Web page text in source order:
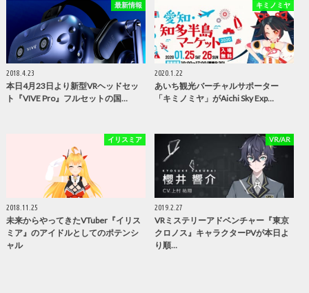
最新情報
2018.4.23
本日4月23日より新型VRヘッドセッ
ト『VIVE Pro』フルセットの国…
キミノミヤ
2020.1.22
あいち観光バーチャルサポーター
「キミノミヤ」がAichi Sky Exp…
イリスミア
2018.11.25
未来からやってきたVTuber『イリス
ミア』のアイドルとしてのポテンシ
ャル
VR/AR
2019.2.27
VRミステリーアドベンチャー『東京
クロノス』キャラクターPVが本日よ
り順…